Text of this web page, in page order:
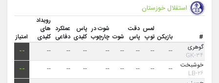
استقلال خوزستان
# بازیکن
لمس
توپ
دقت
پاس شوت
شوت در
چارچوب
پاس
کلیدی
عملکرد
دفاعی
رویداد
های
کلیدی
امتیاز
گوهری
۳۴-GK
--
--
--
--
--
--
--
--
--
خوشبخت
۲۶-LB
--
--
--
--
--
--
--
--
--